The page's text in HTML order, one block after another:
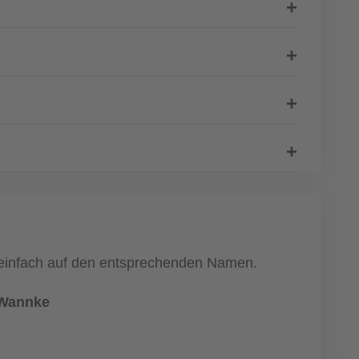
auf den entsprechenden Namen.